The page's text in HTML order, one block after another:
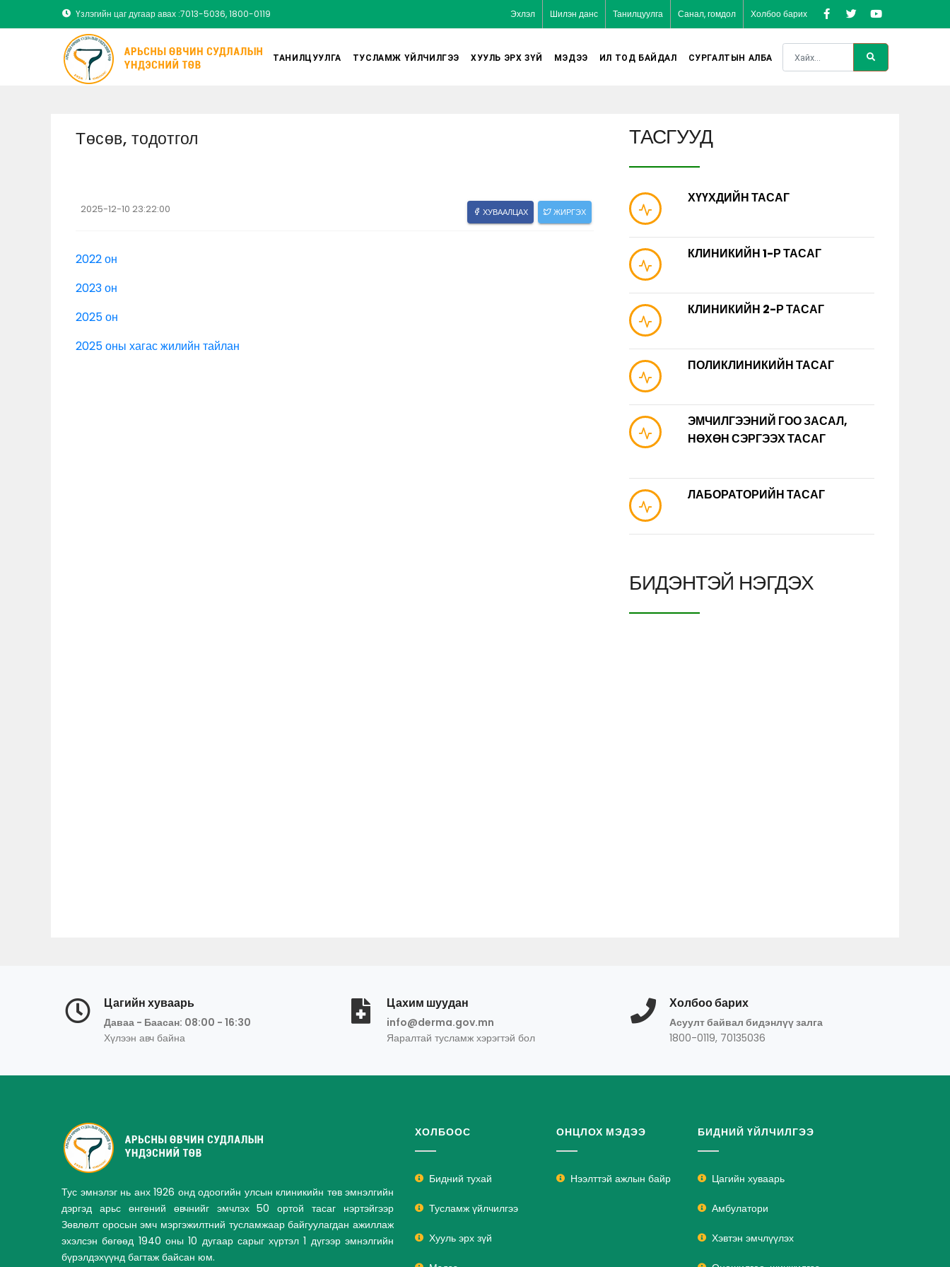
Үзлэгийн цаг дугаар авах :7013-5036, 1800-0119 Эхлэл Шилэн данс Танилцуулга Санал, гомдол Холбоо барих
ТАНИЛЦУУЛГА ТУСЛАМЖ ҮЙЛЧИЛГЭЭ ХУУЛЬ ЭРХ ЗҮЙ МЭДЭЭ ИЛ ТОД БАЙДАЛ СУРГАЛТЫН АЛБА
Төсөв, тодотгол
2025-12-10 23:22:00 ХУВААЛЦАХ ЖИРГЭХ
2022 он
2023 он
2025 он
2025 оны хагас жилийн тайлан
ТАСГУУД
ХҮҮХДИЙН ТАСАГ
КЛИНИКИЙН 1-Р ТАСАГ
КЛИНИКИЙН 2-Р ТАСАГ
ПОЛИКЛИНИКИЙН ТАСАГ
ЭМЧИЛГЭЭНИЙ ГОО ЗАСАЛ,
НӨХӨН СЭРГЭЭХ ТАСАГ
ЛАБОРАТОРИЙН ТАСАГ
БИДЭНТЭЙ НЭГДЭХ
Цагийн хуваарь
Даваа - Баасан: 08:00 - 16:30
Хүлээн авч байна
Цахим шуудан
info@derma.gov.mn
Яаралтай тусламж хэрэгтэй бол
Холбоо барих
Асуулт байвал бидэнлүү залга
1800-0119, 70135036
Тус эмнэлэг нь анх 1926 онд одоогийн улсын клиникийн төв эмнэлгийн
дэргэд арьс өнгөний өвчнийг эмчлэх 50 ортой тасаг нэртэйгээр
Зөвлөлт оросын эмч мэргэжилтний тусламжаар байгуулагдан ажиллаж
эхэлсэн бөгөөд 1940 оны 10 дугаар сарыг хүртэл 1 дүгээр эмнэлгийн
бүрэлдэхүүнд багтаж байсан юм.
ХОЛБООС
Бидний тухай
Тусламж үйлчилгээ
Хууль эрх зүй
ОНЦЛОХ МЭДЭЭ
Нээлттэй ажлын байр
БИДНИЙ ҮЙЛЧИЛГЭЭ
Цагийн хуваарь
Амбулатори
Хэвтэн эмчлүүлэх